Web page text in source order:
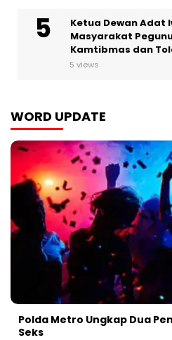
Ketua Dewan Adat
Masyarakat
Kamtibmas dan
5 views
WORD UPDATE
Polda Metro Ungkap Dua
Seks